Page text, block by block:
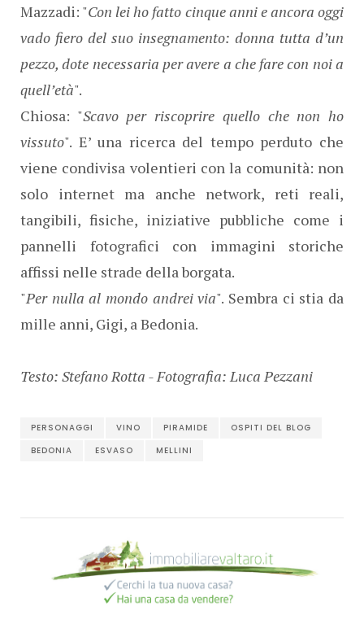
Mazzadi: "Con lei ho fatto cinque anni e ancora oggi
vado fiero del suo insegnamento: donna tutta d’un
pezzo, dote necessaria per avere a che fare con noi a
quell’età".
Chiosa: "Scavo per riscoprire quello che non ho
vissuto". E’ una ricerca del tempo perduto che
viene condivisa volentieri con la comunità: non
solo internet ma anche network, reti reali,
tangibili, fisiche, iniziative pubbliche come i
pannelli fotografici con immagini storiche
affissi nelle strade della borgata.
"Per nulla al mondo andrei via". Sembra ci stia da
mille anni, Gigi, a Bedonia.
Testo: Stefano Rotta - Fotografia: Luca Pezzani
PERSONAGGI VINO PIRAMIDE
OSPITI DEL BLOG
BEDONIA
ESVASO MELLINI